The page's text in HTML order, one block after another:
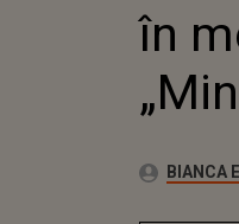
în
Autor:BIANCA